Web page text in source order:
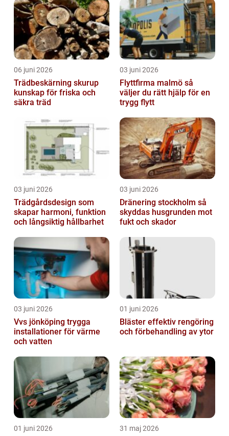
06 juni 2026
Trädbeskärning skurup
kunskap för friska och
säkra träd
03 juni 2026
Flyttfirma malmö så
väljer du rätt hjälp för en
trygg flytt
03 juni 2026
Trädgårdsdesign som
skapar harmoni, funktion
och långsiktig hållbarhet
03 juni 2026
Dränering stockholm så
skyddas husgrunden mot
fukt och skador
03 juni 2026
Vvs jönköping trygga
installationer för värme
och vatten
01 juni 2026
Bläster effektiv rengöring
och förbehandling av ytor
01 juni 2026 31 maj 2026